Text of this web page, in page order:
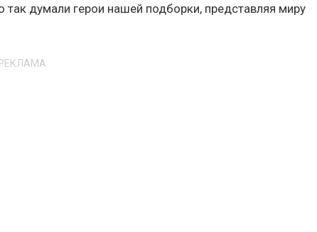
так думали герои нашей подборки, представляя миру